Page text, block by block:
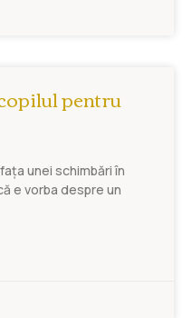
pentru
unei schimbări în
e vorba despre un